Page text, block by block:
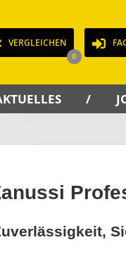
VERGLEICHEN
0